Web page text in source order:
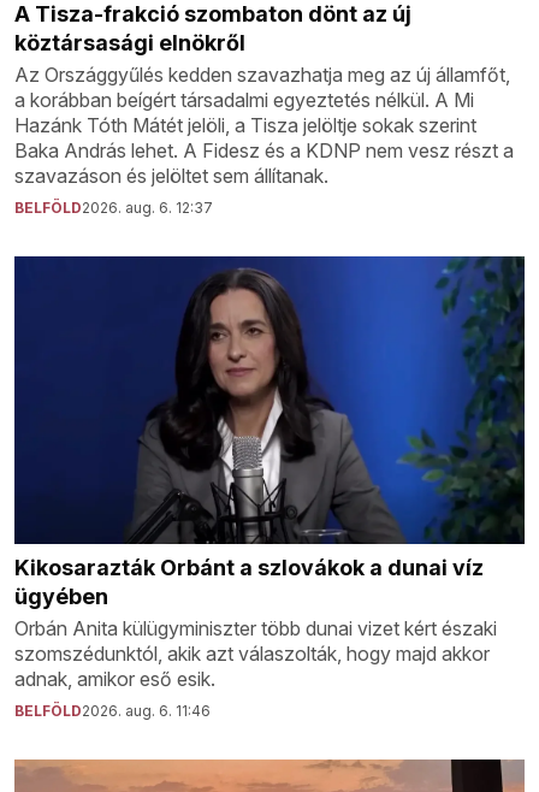
A Tisza-frakció szombaton dönt az új
köztársasági elnökről
Az Országgyűlés kedden szavazhatja meg az új államfőt,
a korábban beígért társadalmi egyeztetés nélkül. A Mi
Hazánk Tóth Mátét jelöli, a Tisza jelöltje sokak szerint
Baka András lehet. A Fidesz és a KDNP nem vesz részt a
szavazáson és jelöltet sem állítanak.
BELFÖLD2026. aug. 6. 12:37
Kikosarazták Orbánt a szlovákok a dunai víz
ügyében
Orbán Anita külügyminiszter több dunai vizet kért északi
szomszédunktól, akik azt válaszolták, hogy majd akkor
adnak, amikor eső esik.
BELFÖLD2026. aug. 6. 11:46